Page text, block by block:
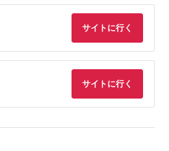
サイトに行く
サイトに行く